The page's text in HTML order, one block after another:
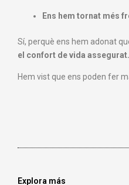
Ens hem tornat més
Sí, perquè ens hem adonat
el confort de vida assegurat.
Hem vist que ens poden fer
Explora más